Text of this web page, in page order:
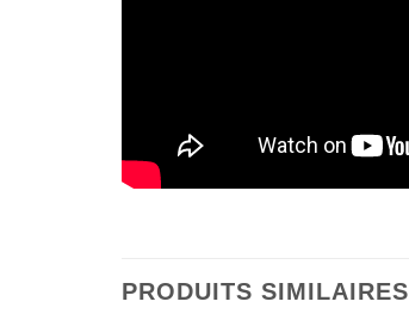
PRODUITS SIMILAIRES